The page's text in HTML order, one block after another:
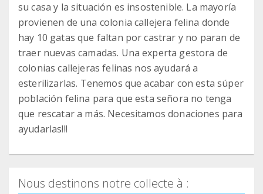
su casa y la situación es insostenible. La mayoría
provienen de una colonia callejera felina donde
hay 10 gatas que faltan por castrar y no paran de
traer nuevas camadas. Una experta gestora de
colonias callejeras felinas nos ayudará a
esterilizarlas. Tenemos que acabar con esta súper
población felina para que esta señora no tenga
que rescatar a más. Necesitamos donaciones para
ayudarlas!!!
Nous destinons notre collecte à :